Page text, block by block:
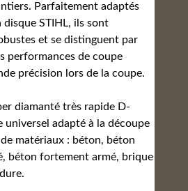
Parfaitement adaptés
disque STIHL, ils sont
et se distinguent par
performances de coupe
précision lors de la coupe.
diamanté très rapide D-
universel adapté à la découpe
matériaux : béton, béton
béton fortement armé, brique